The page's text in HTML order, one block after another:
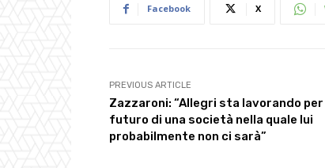
Facebook X
PREVIOUS ARTICLE
Zazzaroni: “Allegri sta lavorando per
futuro di una società nella quale lui
probabilmente non ci sarà”